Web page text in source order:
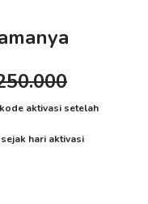
aktivasi setelah
hari aktivasi